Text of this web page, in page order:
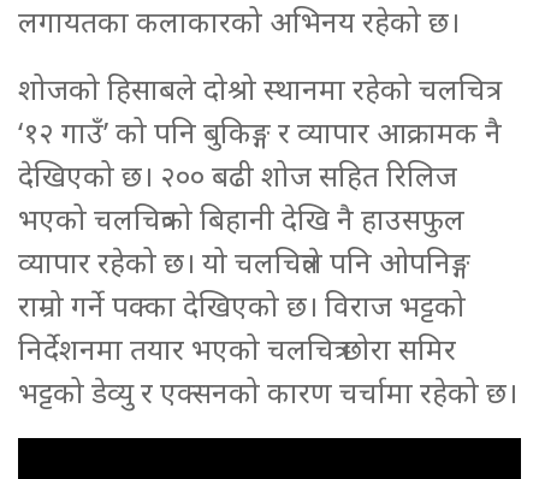
लगायतका कलाकारको अभिनय रहेको छ।
शोजको हिसाबले दोश्रो स्थानमा रहेको चलचित्र
‘१२ गाउँ’ को पनि बुकिङ्ग र व्यापार आक्रामक नै
देखिएको छ। २०० बढी शोज सहित रिलिज
भएको चलचित्रको बिहानी देखि नै हाउसफुल
व्यापार रहेको छ। यो चलचित्रले पनि ओपनिङ्ग
राम्रो गर्ने पक्का देखिएको छ। विराज भट्टको
निर्देशनमा तयार भएको चलचित्र छोरा समिर
भट्टको डेव्यु र एक्सनको कारण चर्चामा रहेको छ।